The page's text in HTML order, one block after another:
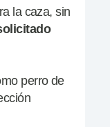
la caza, sin
perro de